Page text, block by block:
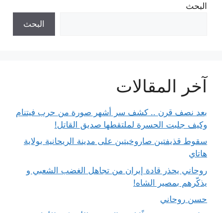
البحث
البحث
آخر المقالات
بعد نصف قرن .. كشف سر أشهر صورة من حرب فيتنام
وكيف جلبت الحسرة لملتقطها صديق القاتل!
سقوط قذيفتين صاروخيتين على مدينة الريحانية بولاية
هاتاي
روحاني يحذر قادة إيران من تجاهل الغضب الشعبي و
يذكّرهم بمصير الشاه!
حسن روحاني